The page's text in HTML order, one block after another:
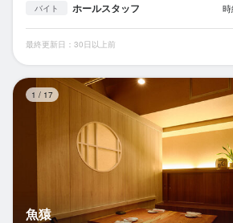
バイト ホールスタッフ 時
最終更新日：30日以上前
1 / 17
魚猿